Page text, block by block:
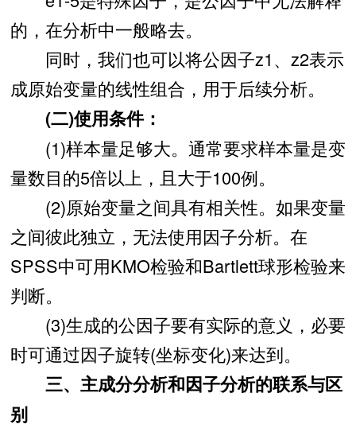
的，在分析中一般略去。
同时，我们也可以将公因子z1、z2表示
成原始变量的线性组合，用于后续分析。
(二)使用条件：
(1)样本量足够大。通常要求样本量是变
量数目的5倍以上，且大于100例。
(2)原始变量之间具有相关性。如果变量
之间彼此独立，无法使用因子分析。在
SPSS中可用KMO检验和Bartlett球形检验来
判断。
(3)生成的公因子要有实际的意义，必要
时可通过因子旋转(坐标变化)来达到。
三、主成分分析和因子分析的联系与区
别